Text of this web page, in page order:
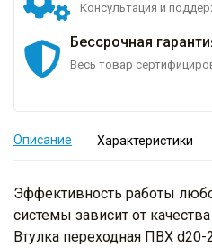
Консультация и
Бессрочная
Весь товар
Описание Характеристики
Эффективность работы
системы зависит от
Втулка переходная ПВХ d20-